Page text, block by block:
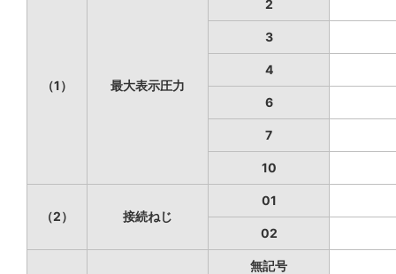
（1） 最大表示圧力
2
3
4
6
7
10
（2） 接続ねじ
01
02
無記号